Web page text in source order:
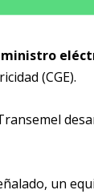
(CGE).
un